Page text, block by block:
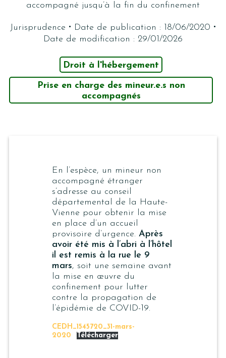
accompagné jusqu’à la fin du confinement
Jurisprudence · Date de publication : 18/06/2020 ·
Date de modification : 29/01/2026
Droit à l'hébergement
Prise en charge des mineur.e.s non
accompagnés
En l’espèce, un mineur non
accompagné étranger
s’adresse au conseil
départemental de la Haute-
Vienne pour obtenir la mise
en place d’un accueil
provisoire d’urgence. Après
avoir été mis à l’abri à l’hôtel
il est remis à la rue le 9
mars, soit une semaine avant
la mise en œuvre du
confinement pour lutter
contre la propagation de
l’épidémie de COVID-19.
CEDH_1545720_31-mars-
2020
Télécharger